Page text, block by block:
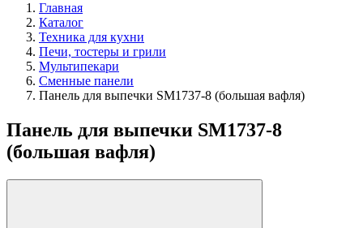
Главная
Каталог
Техника для кухни
Печи, тостеры и грили
Мультипекари
Сменные панели
Панель для выпечки SM1737-8 (большая вафля)
Панель для выпечки SM1737-8
(большая вафля)